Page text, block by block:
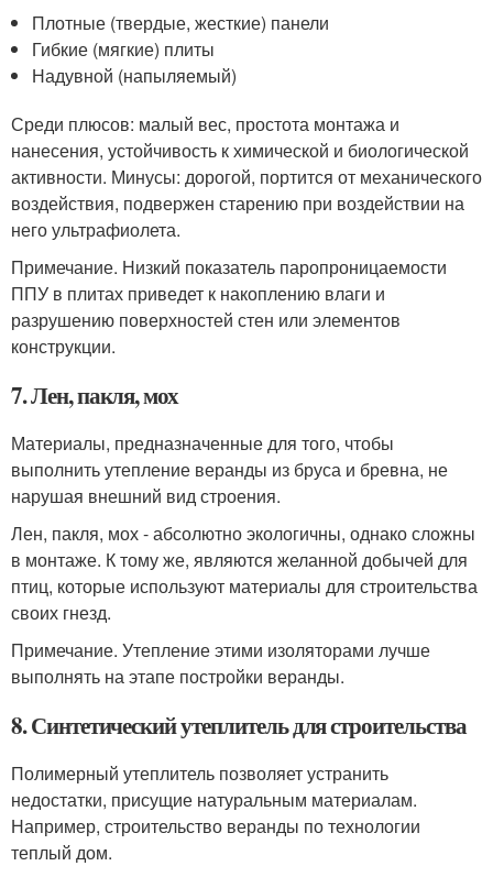
Плотные (твердые, жесткие) панели
Гибкие (мягкие) плиты
Надувной (напыляемый)
Среди плюсов: малый вес, простота монтажа и
нанесения, устойчивость к химической и биологической
активности. Минусы: дорогой, портится от механического
воздействия, подвержен старению при воздействии на
него ультрафиолета.
Примечание. Низкий показатель паропроницаемости
ППУ в плитах приведет к накоплению влаги и
разрушению поверхностей стен или элементов
конструкции.
7. Лен, пакля, мох
Материалы, предназначенные для того, чтобы
выполнить утепление веранды из бруса и бревна, не
нарушая внешний вид строения.
Лен, пакля, мох - абсолютно экологичны, однако сложны
в монтаже. К тому же, являются желанной добычей для
птиц, которые используют материалы для строительства
своих гнезд.
Примечание. Утепление этими изоляторами лучше
выполнять на этапе постройки веранды.
8. Синтетический утеплитель для строительства
Полимерный утеплитель позволяет устранить
недостатки, присущие натуральным материалам.
Например, строительство веранды по технологии
теплый дом.